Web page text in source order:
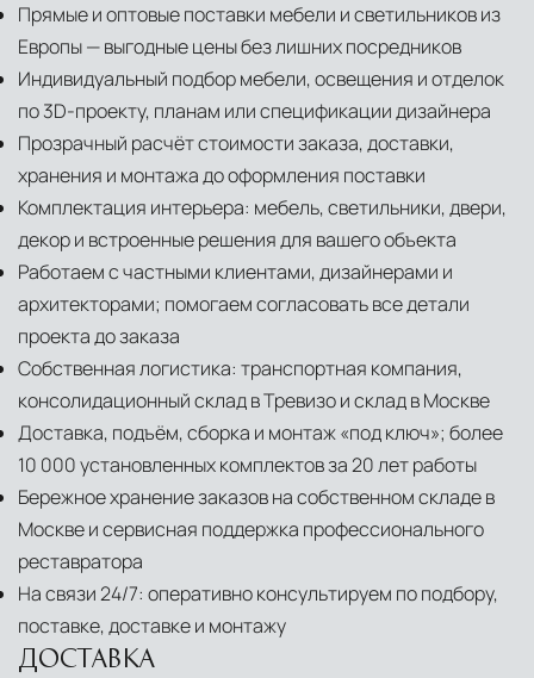
Прямые и оптовые поставки мебели и светильников из
Европы — выгодные цены без лишних посредников
Индивидуальный подбор мебели, освещения и отделок
по 3D-проекту, планам или спецификации дизайнера
Прозрачный расчёт стоимости заказа, доставки,
хранения и монтажа до оформления поставки
Комплектация интерьера: мебель, светильники, двери,
декор и встроенные решения для вашего объекта
Работаем с частными клиентами, дизайнерами и
архитекторами; помогаем согласовать все детали
проекта до заказа
Собственная логистика: транспортная компания,
консолидационный склад в Тревизо и склад в Москве
Доставка, подъём, сборка и монтаж «под ключ»; более
10 000 установленных комплектов за 20 лет работы
Бережное хранение заказов на собственном складе в
Москве и сервисная поддержка профессионального
реставратора
На связи 24/7: оперативно консультируем по подбору,
поставке, доставке и монтажу
ДОСТАВКА